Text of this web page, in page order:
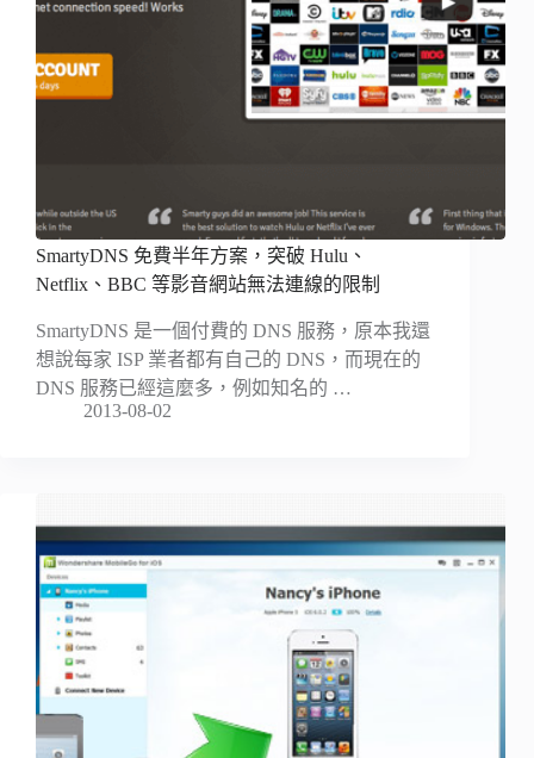
SmartyDNS 免費半年方案，突破 Hulu、
Netflix、BBC 等影音網站無法連線的限制
SmartyDNS 是一個付費的 DNS 服務，原本我還
想說每家 ISP 業者都有自己的 DNS，而現在的
DNS 服務已經這麼多，例如知名的 …
2013-08-02